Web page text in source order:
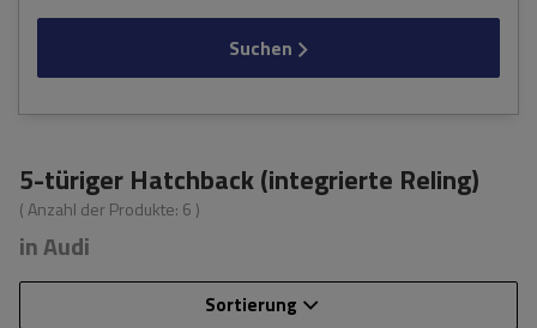
Suchen
5-türiger Hatchback (integrierte Reling)
( Anzahl der Produkte: 6 )
in Audi
Sortierung